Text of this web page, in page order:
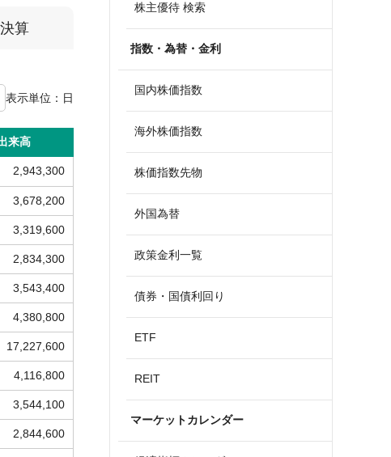
決算
表示単位： 日
来高
2,943,300
3,678,200
3,319,600
2,834,300
3,543,400
4,380,800
17,227,600
4,116,800
3,544,100
2,844,600
株主優待 検索
指数・為替・金利
国内株価指数
海外株価指数
株価指数先物
外国為替
政策金利一覧
債券・国債利回り
ETF
REIT
マーケットカレンダー